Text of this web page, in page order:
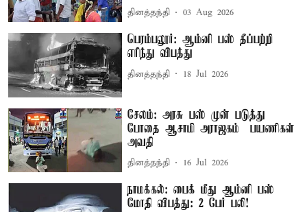
தினத்தந்தி 03 Aug 2026
பெரம்பலூர்: ஆம்னி பஸ் தீப்பற்றி
எரிந்து விபத்து
தினத்தந்தி 18 Jul 2026
சேலம்: அரசு பஸ் முன் படுத்து
போதை ஆசாமி அராஜகம் – பயணிகள்
அவதி
தினத்தந்தி 16 Jul 2026
நாமக்கல்: பைக் மீது ஆம்னி பஸ்
மோதி விபத்து: 2 பேர் பலி!